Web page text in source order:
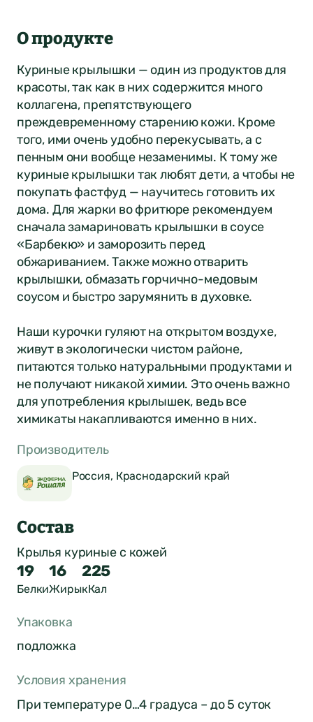
О продукте
Куриные крылышки — один из продуктов для
красоты, так как в них содержится много
коллагена, препятствующего
преждевременному старению кожи. Кроме
того, ими очень удобно перекусывать, а с
пенным они вообще незаменимы. К тому же
куриные крылышки так любят дети, а чтобы не
покупать фастфуд — научитесь готовить их
дома. Для жарки во фритюре рекомендуем
сначала замариновать крылышки в соусе
«Барбекю» и заморозить перед
обжариванием. Также можно отварить
крылышки, обмазать горчично-медовым
соусом и быстро зарумянить в духовке.
Наши курочки гуляют на открытом воздухе,
живут в экологически чистом районе,
питаются только натуральными продуктами и
не получают никакой химии. Это очень важно
для употребления крылышек, ведь все
химикаты накапливаются именно в них.
Производитель
Россия, Краснодарский край
Состав
Крылья куриные с кожей
19
Белки
16
Жиры
225
кКал
Упаковка
подложка
Условия хранения
При температуре 0…4 градуса – до 5 суток